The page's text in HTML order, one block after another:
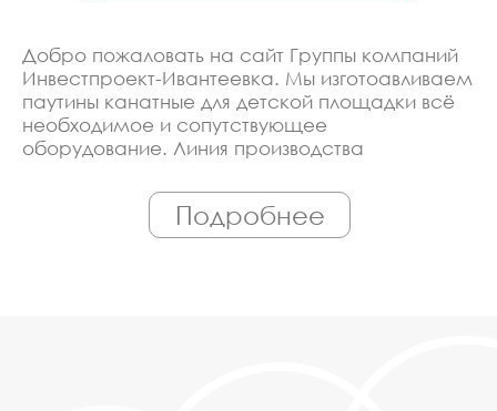
Добро пожаловать на сайт Группы компаний
Инвестпроект-Ивантеевка. Мы изготоавливаем
паутины канатные для детской площадки всё
необходимое и сопутствующее
оборудование. Линия производства
работает только квалифицированный
персонал. Поэтому Вы всегда можете
рассчитывать на исключительно высокую
Подробнее